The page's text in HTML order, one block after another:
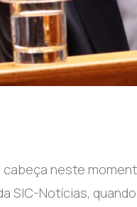
cabeça neste
SIC-Notícias,